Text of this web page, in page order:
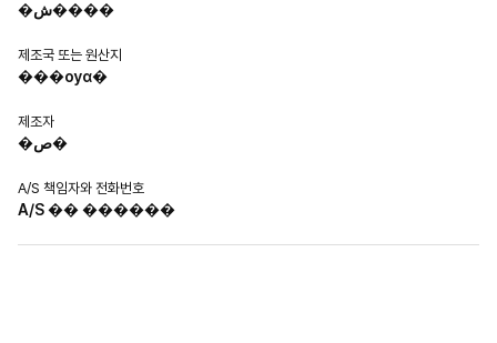
�ش����
제조국 또는 원산지
���ѹα�
제조자
�ص�
A/S 책임자와 전화번호
A/S �� ������